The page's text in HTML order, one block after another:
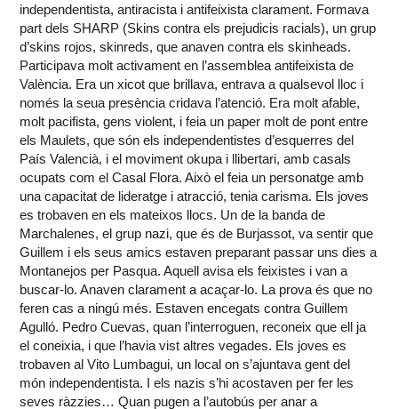
independentista, antiracista i antifeixista clarament. Formava
part dels SHARP (Skins contra els prejudicis racials), un grup
d’skins rojos, skinreds, que anaven contra els skinheads.
Participava molt activament en l’assemblea antifeixista de
València. Era un xicot que brillava, entrava a qualsevol lloc i
només la seua presència cridava l’atenció. Era molt afable,
molt pacifista, gens violent, i feia un paper molt de pont entre
els Maulets, que són els independentistes d’esquerres del
País Valencià, i el moviment okupa i llibertari, amb casals
ocupats com el Casal Flora. Això el feia un personatge amb
una capacitat de lideratge i atracció, tenia carisma. Els joves
es trobaven en els mateixos llocs. Un de la banda de
Marchalenes, el grup nazi, que és de Burjassot, va sentir que
Guillem i els seus amics estaven preparant passar uns dies a
Montanejos per Pasqua. Aquell avisa els feixistes i van a
buscar-lo. Anaven clarament a acaçar-lo. La prova és que no
feren cas a ningú més. Estaven encegats contra Guillem
Agulló. Pedro Cuevas, quan l’interroguen, reconeix que ell ja
el coneixia, i que l’havia vist altres vegades. Els joves es
trobaven al Vito Lumbagui, un local on s’ajuntava gent del
món independentista. I els nazis s’hi acostaven per fer les
seves ràzzies… Quan pugen a l’autobús per anar a